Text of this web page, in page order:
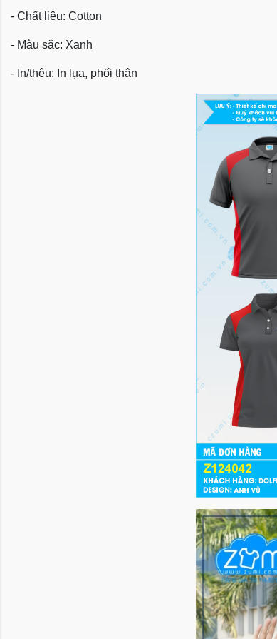
- Chất liệu: Cotton
- Màu sắc: Xanh
- In/thêu: In lụa, phối thân